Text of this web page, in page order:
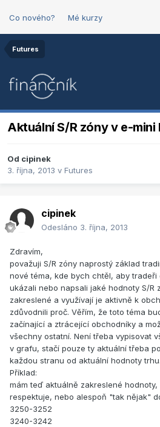
Co nového? Mé kurzy
Futures
Aktuální S/R zóny v e-mini
Od cipinek
3. října, 2013 v Futures
cipinek
Odesláno 3. října, 2013
Zdravím,
považuji S/R zóny naprostý základ
nové téma, kde bych chtěl, aby
ukázali nebo napsali jaké hodnoty S/R
zakreslené a využívají je aktivně k
zdůvodnili proč. Věřím, že toto téma
začínající a ztrácející obchodníky a
všechny ostatní. Není třeba vypisovat
v grafu, stačí pouze ty aktuální třeba
každou stranu od aktuální hodnoty trhu.
Příklad:
mám teď aktuálně zakreslené
respektuje, nebo alespoň "tak nějak"
3250-3252
3240-3242